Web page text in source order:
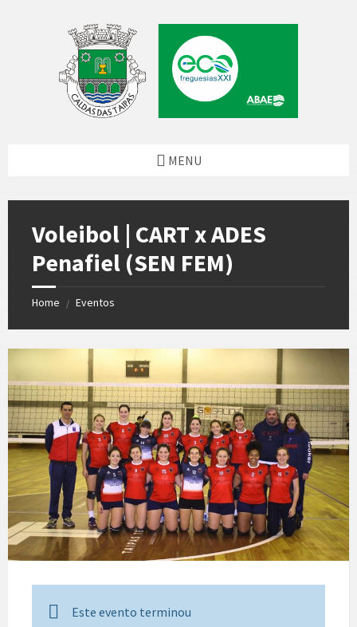
MENU
Voleibol | CART x ADES
Penafiel (SEN FEM)
Home / Eventos
Este evento terminou